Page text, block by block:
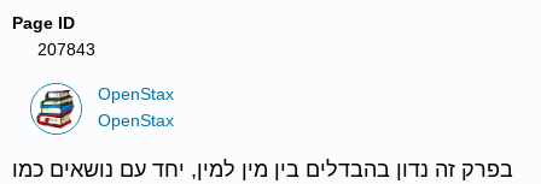
Page ID
207843
OpenStax
OpenStax
בפרק זה נדון בהבדלים בין מין למין, יחד עם נושאים כמו